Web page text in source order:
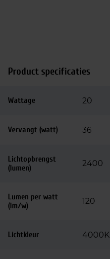
Product specificaties
Wattage 20
Vervangt (watt) 36
Lichtopbrengst
(lumen)
2400
Lumen per watt
(lm/w)
120
Lichtkleur 4000K